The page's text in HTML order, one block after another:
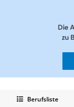
Die
zu
Berufsliste